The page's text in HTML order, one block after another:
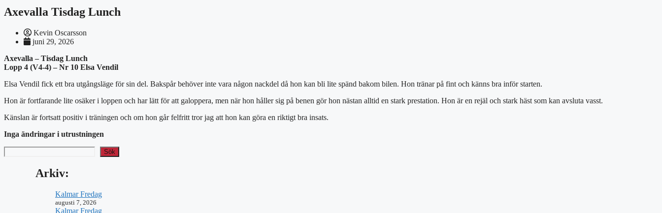
Axevalla Tisdag Lunch
Kevin Oscarsson
juni 29, 2026
Axevalla – Tisdag Lunch
Lopp 4 (V4-4) – Nr 10 Elsa Vendil
Elsa Vendil fick ett bra utgångsläge för sin del. Bakspår behöver inte vara någon nackdel då hon kan bli lite spänd bakom bilen. Hon tränar på fint och känns bra inför starten.
Hon är fortfarande lite osäker i loppen och har lätt för att galoppera, men när hon håller sig på benen gör hon nästan alltid en stark prestation. Hon är en rejäl och stark häst som kan avsluta vasst.
Känslan är fortsatt positiv i träningen och om hon går felfritt tror jag att hon kan göra en riktigt bra insats.
Inga ändringar i utrustningen
Sök
Arkiv:
Kalmar Fredag
augusti 7, 2026
Kalmar Fredag